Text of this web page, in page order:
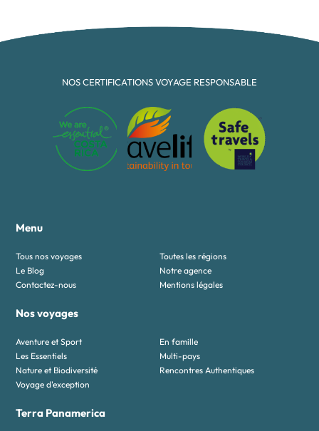
NOS CERTIFICATIONS VOYAGE RESPONSABLE
Menu
Tous nos voyages
Toutes les régions
Le Blog
Notre agence
Contactez-nous
Mentions légales
Nos voyages
Aventure et Sport
En famille
Les Essentiels
Multi-pays
Nature et Biodiversité
Rencontres Authentiques
Voyage d'exception
Terra Panamerica